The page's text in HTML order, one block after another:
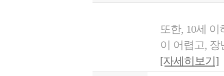
또한, 10세
이 어렵고,
[자세히보기]